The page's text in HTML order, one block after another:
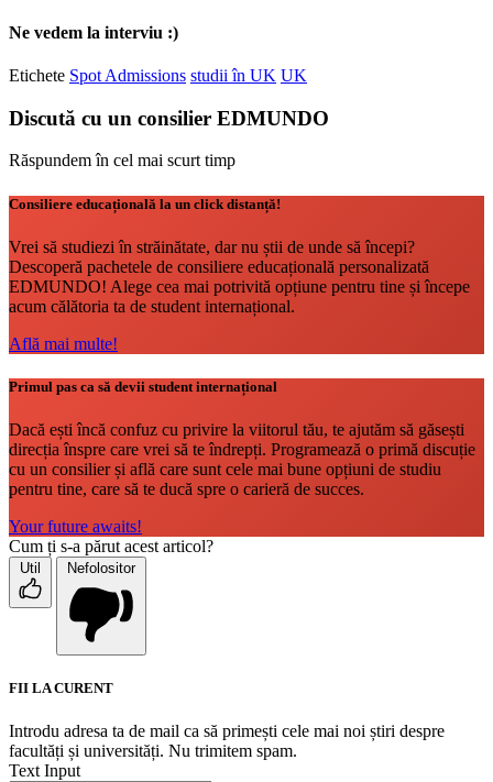
Ne vedem la interviu :)
Etichete Spot Admissions studii în UK UK
Discută cu un consilier EDMUNDO
Răspundem în cel mai scurt timp
Consiliere educațională la un click distanță!
Vrei să studiezi în străinătate, dar nu știi de unde să începi?
Descoperă pachetele de consiliere educațională personalizată
EDMUNDO! Alege cea mai potrivită opțiune pentru tine și începe
acum călătoria ta de student internațional.
Află mai multe!
Primul pas ca să devii student internațional
Dacă ești încă confuz cu privire la viitorul tău, te ajutăm să găsești
direcția înspre care vrei să te îndrepți. Programează o primă discuție
cu un consilier și află care sunt cele mai bune opțiuni de studiu
pentru tine, care să te ducă spre o carieră de succes.
Your future awaits!
Cum ți s-a părut acest articol?
Util Nefolositor
FII LA CURENT
Introdu adresa ta de mail ca să primești cele mai noi știri despre
facultăți și universități. Nu trimitem spam.
Text Input